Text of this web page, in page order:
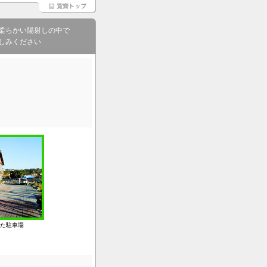
らかい陽射しの中で
みください
駐車場